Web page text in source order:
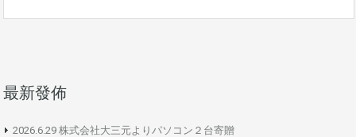
最新發佈
2026.6.29 株式会社大三元よりパソコン２台寄贈